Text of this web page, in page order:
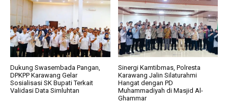
Dukung Swasembada Pangan,
DPKPP Karawang Gelar
Sosialisasi SK Bupati Terkait
Validasi Data Simluhtan
Sinergi Kamtibmas, Polresta
Karawang Jalin Silaturahmi
Hangat dengan PD
Muhammadiyah di Masjid Al-
Ghammar